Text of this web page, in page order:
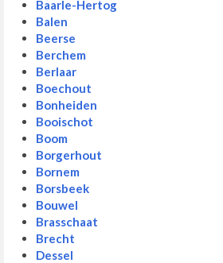
Baarle-Hertog
Balen
Beerse
Berchem
Berlaar
Boechout
Bonheiden
Booischot
Boom
Borgerhout
Bornem
Borsbeek
Bouwel
Brasschaat
Brecht
Dessel